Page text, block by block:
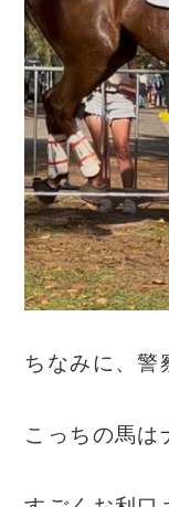
ちなみに、警
こっちの馬は